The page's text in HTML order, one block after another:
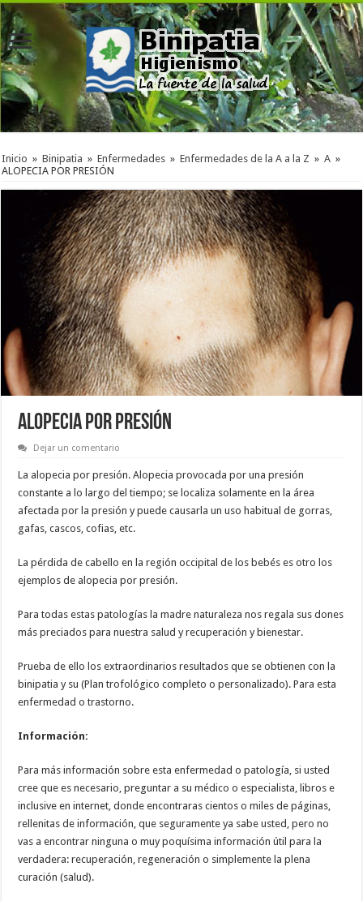
Inicio » Binipatia » Enfermedades » Enfermedades de la A a la Z » A »
ALOPECIA POR PRESIÓN
ALOPECIA POR PRESIÓN
Dejar un comentario
La alopecia por presión. Alopecia provocada por una presión
constante a lo largo del tiempo; se localiza solamente en la área
afectada por la presión y puede causarla un uso habitual de gorras,
gafas, cascos, cofias, etc.
La pérdida de cabello en la región occipital de los bebés es otro los
ejemplos de alopecia por presión.
Para todas estas patologías la madre naturaleza nos regala sus dones
más preciados para nuestra salud y recuperación y bienestar.
Prueba de ello los extraordinarios resultados que se obtienen con la
binipatia y su (Plan trofológico completo o personalizado). Para esta
enfermedad o trastorno.
Información:
Para más información sobre esta enfermedad o patología, si usted
cree que es necesario, preguntar a su médico o especialista, libros e
inclusive en internet, donde encontraras cientos o miles de páginas,
rellenitas de información, que seguramente ya sabe usted, pero no
vas a encontrar ninguna o muy poquísima información útil para la
verdadera: recuperación, regeneración o simplemente la plena
curación (salud).